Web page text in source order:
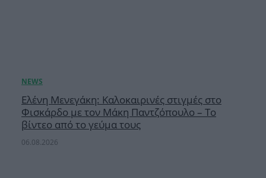
Ελένη Μενεγάκη: Καλοκαιρινές στιγμές στο
Φισκάρδο με τον Μάκη Παντζόπουλο – Το
βίντεο από το γεύμα τους
06.08.2026